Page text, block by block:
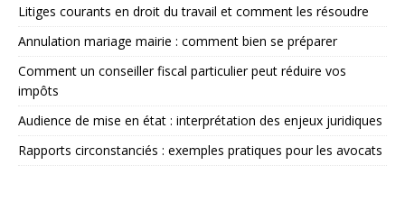
Litiges courants en droit du travail et comment les résoudre
Annulation mariage mairie : comment bien se préparer
Comment un conseiller fiscal particulier peut réduire vos
impôts
Audience de mise en état : interprétation des enjeux juridiques
Rapports circonstanciés : exemples pratiques pour les avocats